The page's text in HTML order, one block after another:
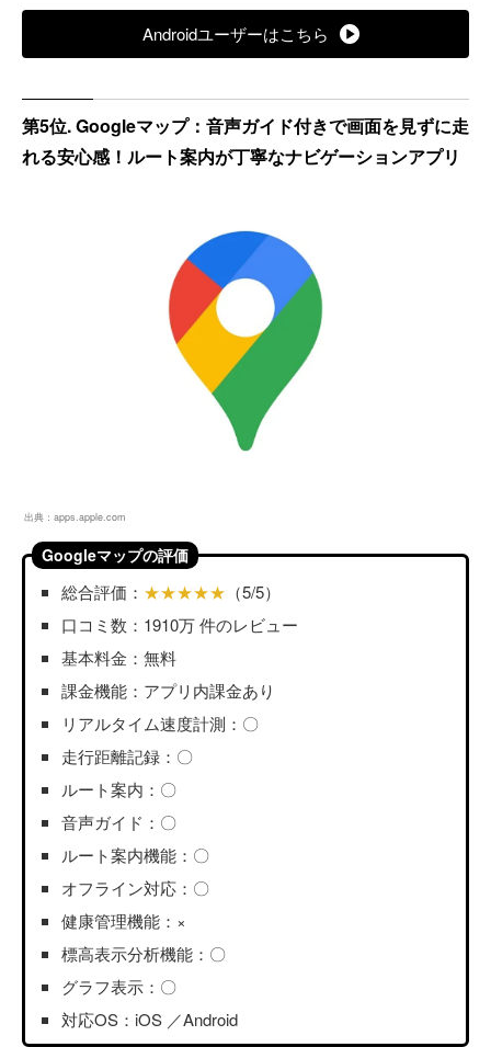
Androidユーザーはこちら
第5位. Googleマップ：音声ガイド付きで画面を見ずに走
れる安心感！ルート案内が丁寧なナビゲーションアプリ
出典： apps.apple.com
Googleマップの評価
総合評価： ★★★★★ （5/5）
口コミ数：1910万 件のレビュー
基本料金：無料
課金機能：アプリ内課金あり
リアルタイム速度計測：〇
走行距離記録：〇
ルート案内：〇
音声ガイド：〇
ルート案内機能：〇
オフライン対応：〇
健康管理機能：×
標高表示分析機能：〇
グラフ表示：〇
対応OS：iOS ／Android